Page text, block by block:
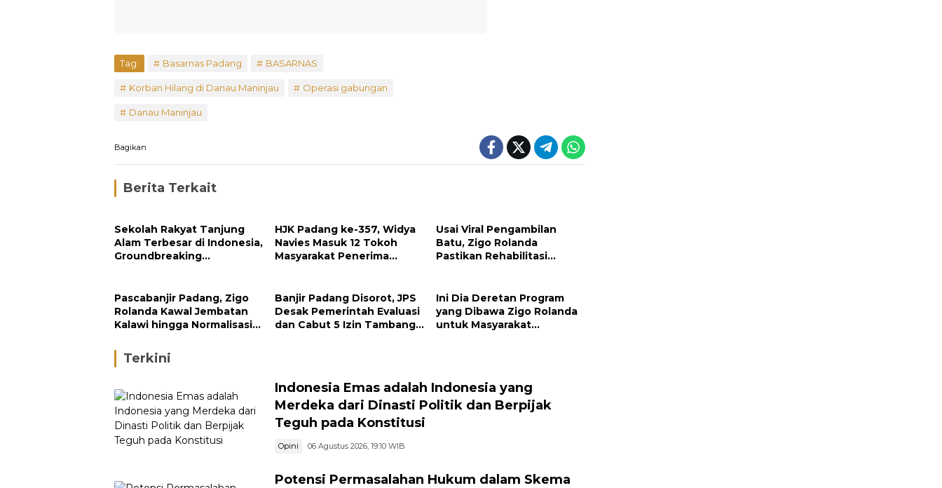
Tag: Basarnas Padang BASARNAS
Korban Hilang di Danau Maninjau Operasi gabungan
Danau Maninjau
Bagikan
Berita Terkait
Sekolah Rakyat Tanjung
Alam Terbesar di Indonesia,
Groundbreaking
HJK Padang ke-357, Widya
Navies Masuk 12 Tokoh
Masyarakat Penerima
Usai Viral Pengambilan
Batu, Zigo Rolanda
Pastikan Rehabilitasi
Pascabanjir Padang, Zigo
Rolanda Kawal Jembatan
Kalawi hingga Normalisasi
Banjir Padang Disorot, JPS
Desak Pemerintah Evaluasi
dan Cabut 5 Izin Tambang
Ini Dia Deretan Program
yang Dibawa Zigo Rolanda
untuk Masyarakat
Terkini
Indonesia Emas adalah Indonesia yang
Merdeka dari Dinasti Politik dan Berpijak
Teguh pada Konstitusi
Opini 06 Agustus 2026, 19:10 WIB
Potensi Permasalahan Hukum dalam Skema